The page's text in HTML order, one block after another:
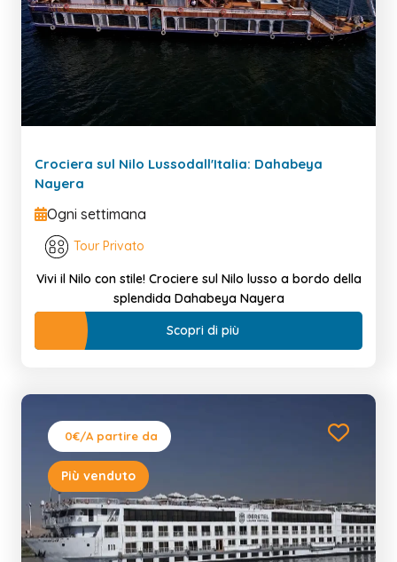
Crociera sul Nilo Lussodall'Italia: Dahabeya
Nayera
Ogni settimana
Tour Privato
Vivi il Nilo con stile! Crociere sul Nilo lusso a bordo della
splendida Dahabeya Nayera
Scopri di più
0€/A partire da
Più venduto